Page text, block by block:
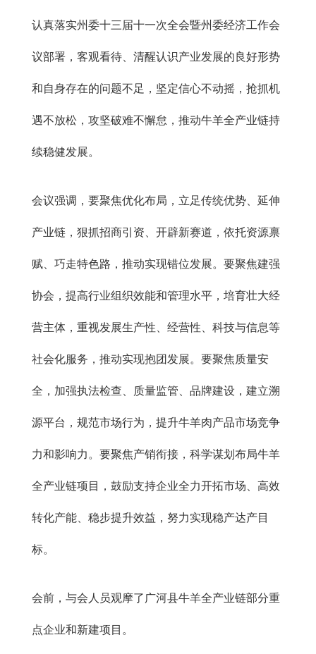
认真落实州委十三届十一次全会暨州委经济工作会
议部署，客观看待、清醒认识产业发展的良好形势
和自身存在的问题不足，坚定信心不动摇，抢抓机
遇不放松，攻坚破难不懈怠，推动牛羊全产业链持
续稳健发展。
会议强调，要聚焦优化布局，立足传统优势、延伸
产业链，狠抓招商引资、开辟新赛道，依托资源禀
赋、巧走特色路，推动实现错位发展。要聚焦建强
协会，提高行业组织效能和管理水平，培育壮大经
营主体，重视发展生产性、经营性、科技与信息等
社会化服务，推动实现抱团发展。要聚焦质量安
全，加强执法检查、质量监管、品牌建设，建立溯
源平台，规范市场行为，提升牛羊肉产品市场竞争
力和影响力。要聚焦产销衔接，科学谋划布局牛羊
全产业链项目，鼓励支持企业全力开拓市场、高效
转化产能、稳步提升效益，努力实现稳产达产目
标。
会前，与会人员观摩了广河县牛羊全产业链部分重
点企业和新建项目。